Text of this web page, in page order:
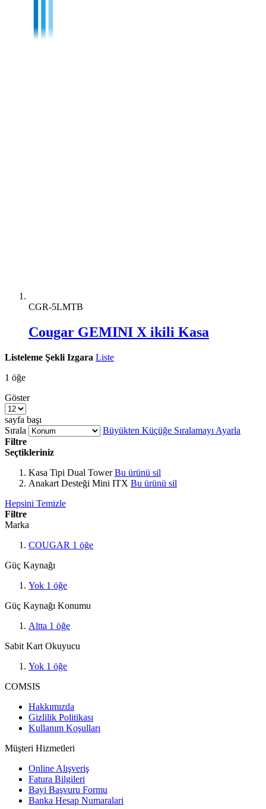
CGR-5LMTB
Cougar GEMINI X ikili Kasa
Listeleme Şekli Izgara Liste
1 öğe
Göster
sayfa başı
Sırala
Büyükten Küçüğe Sıralamayı Ayarla
Filtre
Seçtikleriniz
Kasa Tipi Dual Tower Bu ürünü sil
Anakart Desteği Mini ITX Bu ürünü sil
Hepsini Temizle
Filtre
Marka
COUGAR 1 öğe
Güç Kaynağı
Yok 1 öğe
Güç Kaynağı Konumu
Altta 1 öğe
Sabit Kart Okuyucu
Yok 1 öğe
COMSIS
Hakkımızda
Gizlilik Politikası
Kullanım Koşulları
Müşteri Hizmetleri
Online Alışveriş
Fatura Bilgileri
Bayi Başvuru Formu
Banka Hesap Numaralari